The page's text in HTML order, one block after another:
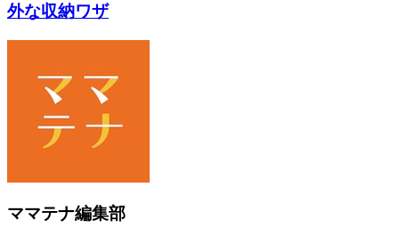
外な収納ワザ
ママテナ編集部